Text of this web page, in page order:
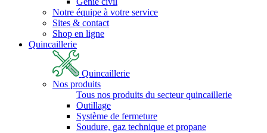
Notre équipe à votre service
Sites & contact
Shop en ligne
Quincaillerie
Quincaillerie
Nos produits
Tous nos produits du secteur quincaillerie
Outillage
Système de fermeture
Soudure, gaz technique et propane